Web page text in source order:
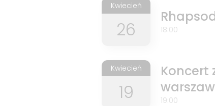
Kwiecień
26 18:00
Kwiecień
19
Koncert
19:00